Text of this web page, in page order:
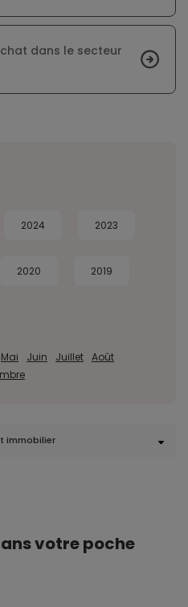
dans le secteur
2024 2023
2020 2019
Mai Juin Juillet Août
immobilier
votre poche